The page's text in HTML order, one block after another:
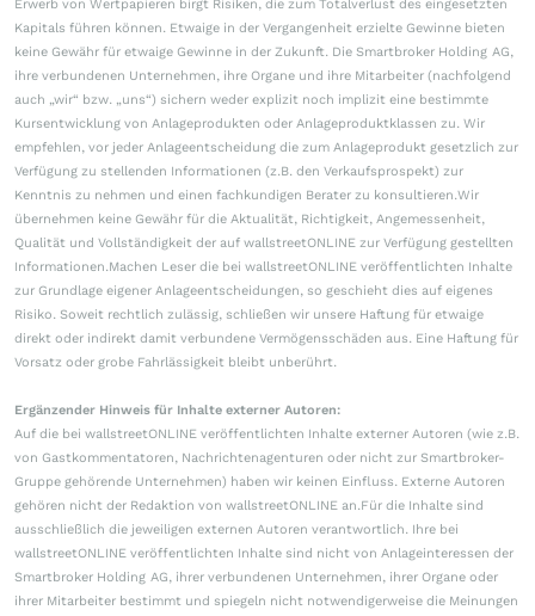
Erwerb von Wertpapieren birgt Risiken, die zum Totalverlust des eingesetzten
Kapitals führen können. Etwaige in der Vergangenheit erzielte Gewinne bieten
keine Gewähr für etwaige Gewinne in der Zukunft. Die Smartbroker Holding AG,
ihre verbundenen Unternehmen, ihre Organe und ihre Mitarbeiter (nachfolgend
auch „wir“ bzw. „uns“) sichern weder explizit noch implizit eine bestimmte
Kursentwicklung von Anlageprodukten oder Anlageproduktklassen zu. Wir
empfehlen, vor jeder Anlageentscheidung die zum Anlageprodukt gesetzlich zur
Verfügung zu stellenden Informationen (z.B. den Verkaufsprospekt) zur
Kenntnis zu nehmen und einen fachkundigen Berater zu konsultieren.Wir
übernehmen keine Gewähr für die Aktualität, Richtigkeit, Angemessenheit,
Qualität und Vollständigkeit der auf wallstreetONLINE zur Verfügung gestellten
Informationen.Machen Leser die bei wallstreetONLINE veröffentlichten Inhalte
zur Grundlage eigener Anlageentscheidungen, so geschieht dies auf eigenes
Risiko. Soweit rechtlich zulässig, schließen wir unsere Haftung für etwaige
direkt oder indirekt damit verbundene Vermögensschäden aus. Eine Haftung für
Vorsatz oder grobe Fahrlässigkeit bleibt unberührt.
Ergänzender Hinweis für Inhalte externer Autoren:
Auf die bei wallstreetONLINE veröffentlichten Inhalte externer Autoren (wie z.B.
von Gastkommentatoren, Nachrichtenagenturen oder nicht zur Smartbroker-
Gruppe gehörende Unternehmen) haben wir keinen Einfluss. Externe Autoren
gehören nicht der Redaktion von wallstreetONLINE an.Für die Inhalte sind
ausschließlich die jeweiligen externen Autoren verantwortlich. Ihre bei
wallstreetONLINE veröffentlichten Inhalte sind nicht von Anlageinteressen der
Smartbroker Holding AG, ihrer verbundenen Unternehmen, ihrer Organe oder
ihrer Mitarbeiter bestimmt und spiegeln nicht notwendigerweise die Meinungen